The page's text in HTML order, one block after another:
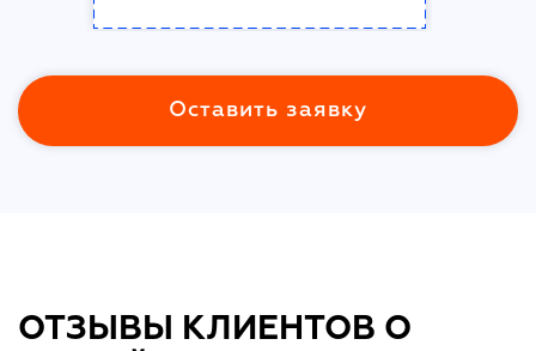
Оставить заявку
ОТЗЫВЫ КЛИЕНТОВ О